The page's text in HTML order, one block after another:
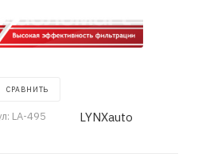
СРАВНИТЬ
LA-495 LYNXauto